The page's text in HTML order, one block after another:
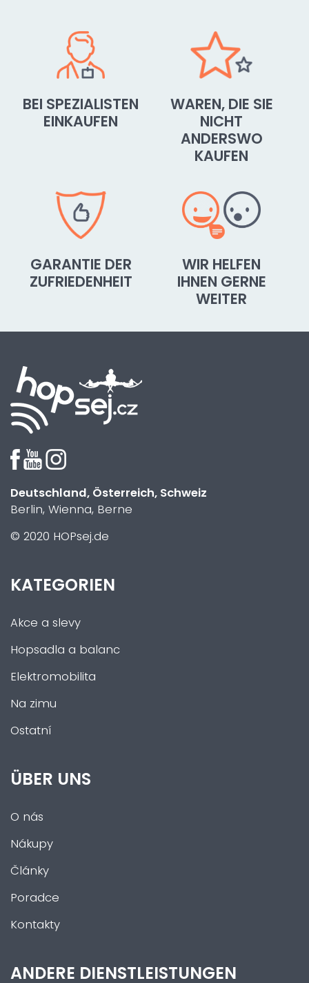
BEI SPEZIALISTEN
EINKAUFEN
WAREN, DIE SIE
NICHT
ANDERSWO
KAUFEN
GARANTIE DER
ZUFRIEDENHEIT
WIR HELFEN
IHNEN GERNE
WEITER
Deutschland, Österreich, Schweiz
Berlin, Wienna, Berne
© 2020 HOPsej.de
KATEGORIEN
Akce a slevy
Hopsadla a balanc
Elektromobilita
Na zimu
Ostatní
ÜBER UNS
O nás
Nákupy
Články
Poradce
Kontakty
ANDERE DIENSTLEISTUNGEN